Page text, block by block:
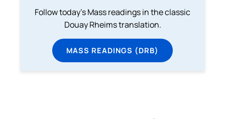
Follow today's Mass readings in the classic
Douay Rheims translation.
MASS READINGS (DRB)